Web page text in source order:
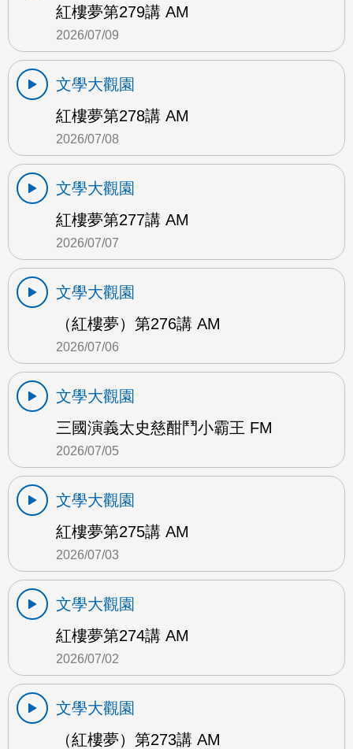
紅樓夢第279講 AM
2026/07/09
文學大觀園
紅樓夢第278講 AM
2026/07/08
文學大觀園
紅樓夢第277講 AM
2026/07/07
文學大觀園
（紅樓夢）第276講 AM
2026/07/06
文學大觀園
三國演義太史慈酣鬥小霸王 FM
2026/07/05
文學大觀園
紅樓夢第275講 AM
2026/07/03
文學大觀園
紅樓夢第274講 AM
2026/07/02
文學大觀園
（紅樓夢）第273講 AM